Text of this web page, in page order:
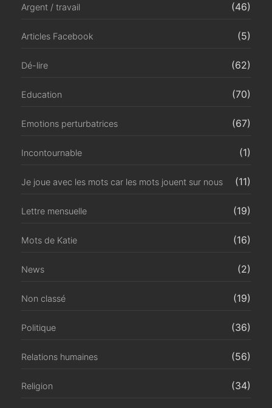
Argent / travail (46)
Articles Facebook (5)
Dé-lire (62)
Education (70)
Emotions perturbatrices (67)
Incontournable (1)
Je joue avec les mots car les mots jouent sur nous (11)
Lettre mensuelle (19)
Mots de Katie (16)
News (2)
Non classé (19)
Politique (36)
Relations humaines (56)
Religion (34)